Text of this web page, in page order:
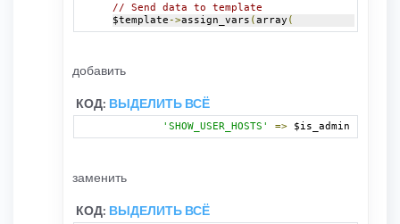
// Send data to template
$template ->assign_vars (array (
добавить
КОД: ВЫДЕЛИТЬ ВСЁ
'SHOW_USER_HOSTS' => $is_admin
заменить
КОД: ВЫДЕЛИТЬ ВСЁ